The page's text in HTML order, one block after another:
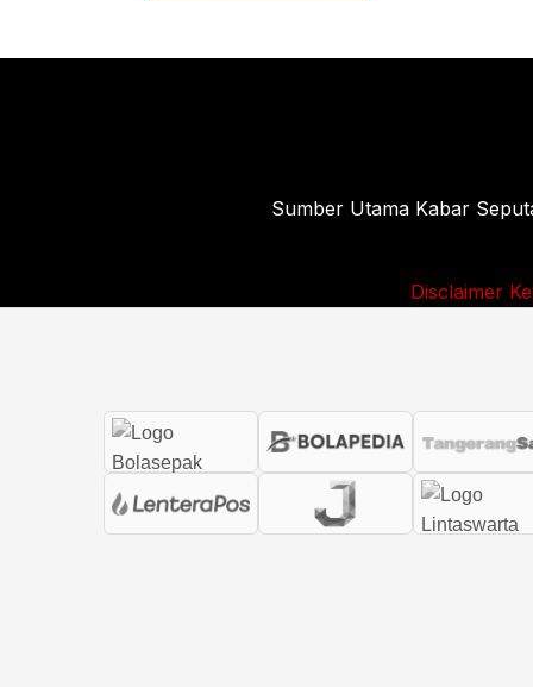
Sumber Utama Kabar
Disclaimer